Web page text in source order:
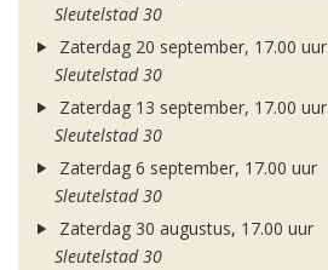
Sleutelstad 30
Zaterdag 20 september, 17.00 uur
Sleutelstad 30
Zaterdag 13 september, 17.00 uur
Sleutelstad 30
Zaterdag 6 september, 17.00 uur
Sleutelstad 30
Zaterdag 30 augustus, 17.00 uur
Sleutelstad 30